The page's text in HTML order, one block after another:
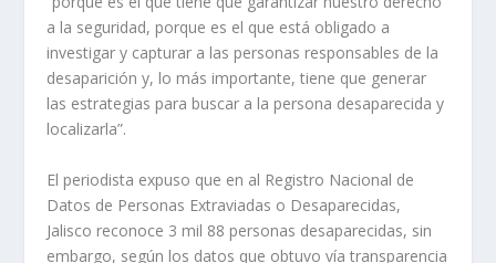
a la seguridad, porque es el que está obligado a
investigar y capturar a las personas responsables de la
desaparición y, lo más importante, tiene que generar
las estrategias para buscar a la persona desaparecida y
localizarla”.
El periodista expuso que en al Registro Nacional de
Datos de Personas Extraviadas o Desaparecidas,
Jalisco reconoce 3 mil 88 personas desaparecidas, sin
embargo, según los datos que obtuvo vía transparencia